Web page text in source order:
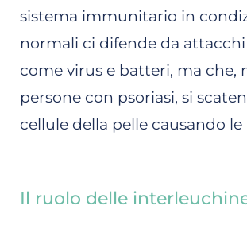
sistema immunitario in
normali ci difende da
come virus e batteri, ma che,
persone con psoriasi, si
cellule della pelle causando le
Il ruolo delle